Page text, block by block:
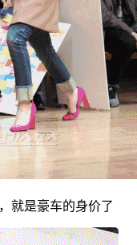
就是豪车的身价了